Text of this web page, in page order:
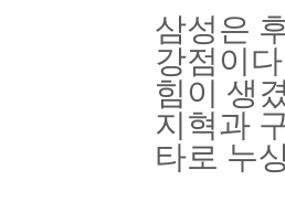
삼성은
강점이
힘이 생
지혁과
타로 누